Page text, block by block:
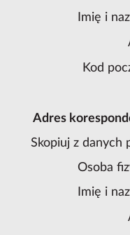
Imię i
Kod
Adres
Skopiuj z danych
Osoba
Imię i